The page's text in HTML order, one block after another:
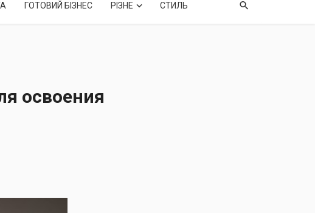
ГОТОВИЙ БІЗНЕС РІЗНЕ СТИЛЬ
освоения